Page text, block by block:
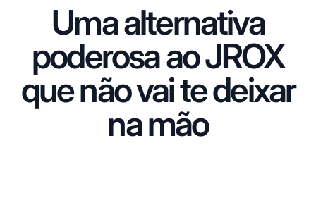
Uma alternativa
poderosa ao JROX
que não vai te deixar
na mão